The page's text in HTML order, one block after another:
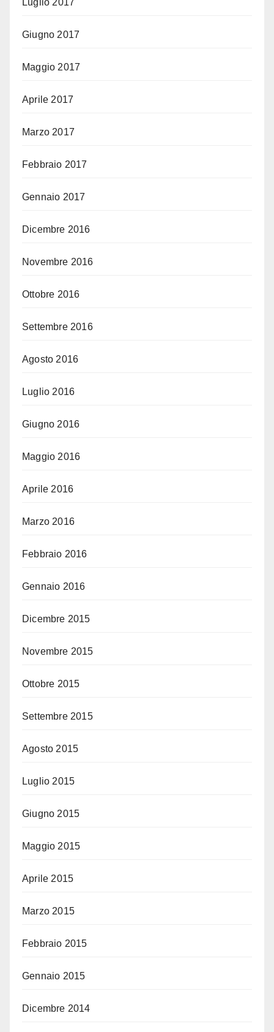
Giugno 2017
Maggio 2017
Aprile 2017
Marzo 2017
Febbraio 2017
Gennaio 2017
Dicembre 2016
Novembre 2016
Ottobre 2016
Settembre 2016
Agosto 2016
Luglio 2016
Giugno 2016
Maggio 2016
Aprile 2016
Marzo 2016
Febbraio 2016
Gennaio 2016
Dicembre 2015
Novembre 2015
Ottobre 2015
Settembre 2015
Agosto 2015
Luglio 2015
Giugno 2015
Maggio 2015
Aprile 2015
Marzo 2015
Febbraio 2015
Gennaio 2015
Dicembre 2014